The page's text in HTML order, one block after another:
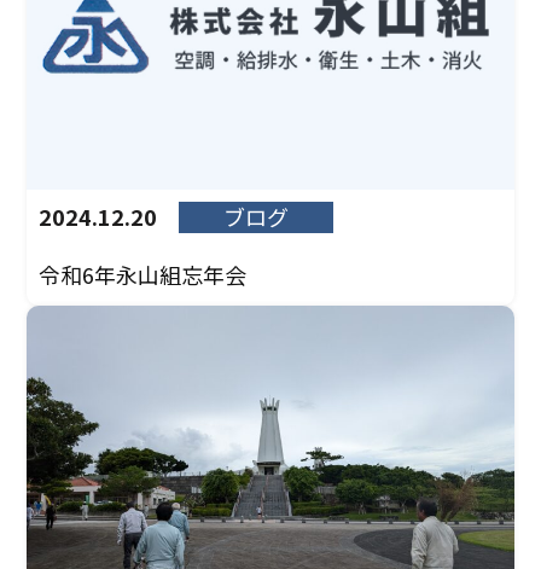
2024.12.20
ブログ
令和6年永山組忘年会